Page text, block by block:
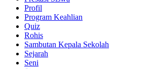
Profil
Program Keahlian
Quiz
Rohis
Sambutan Kepala Sekolah
Sejarah
Seni